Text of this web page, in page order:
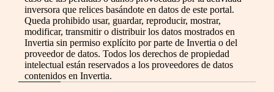
inversora que relices basándote en datos de este portal.
Queda prohibido usar, guardar, reproducir, mostrar,
modificar, transmitir o distribuir los datos mostrados en
Invertia sin permiso explícito por parte de Invertia o del
proveedor de datos. Todos los derechos de propiedad
intelectual están reservados a los proveedores de datos
contenidos en Invertia.